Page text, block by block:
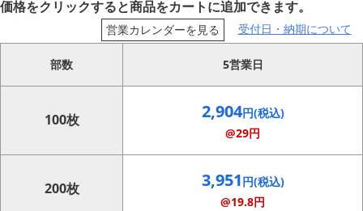
価格をクリックすると商品をカートに追加できます。
受付日・納期について
営業カレンダーを見る
部数 5営業日
100枚 2,904円(税込)
@29円
200枚 3,951円(税込)
@19.8円